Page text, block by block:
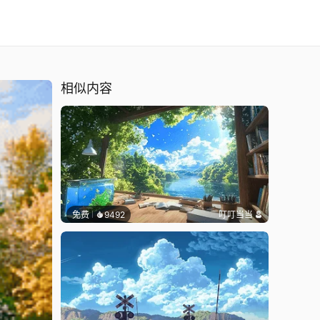
相似内容
免费 9492 叮叮当当